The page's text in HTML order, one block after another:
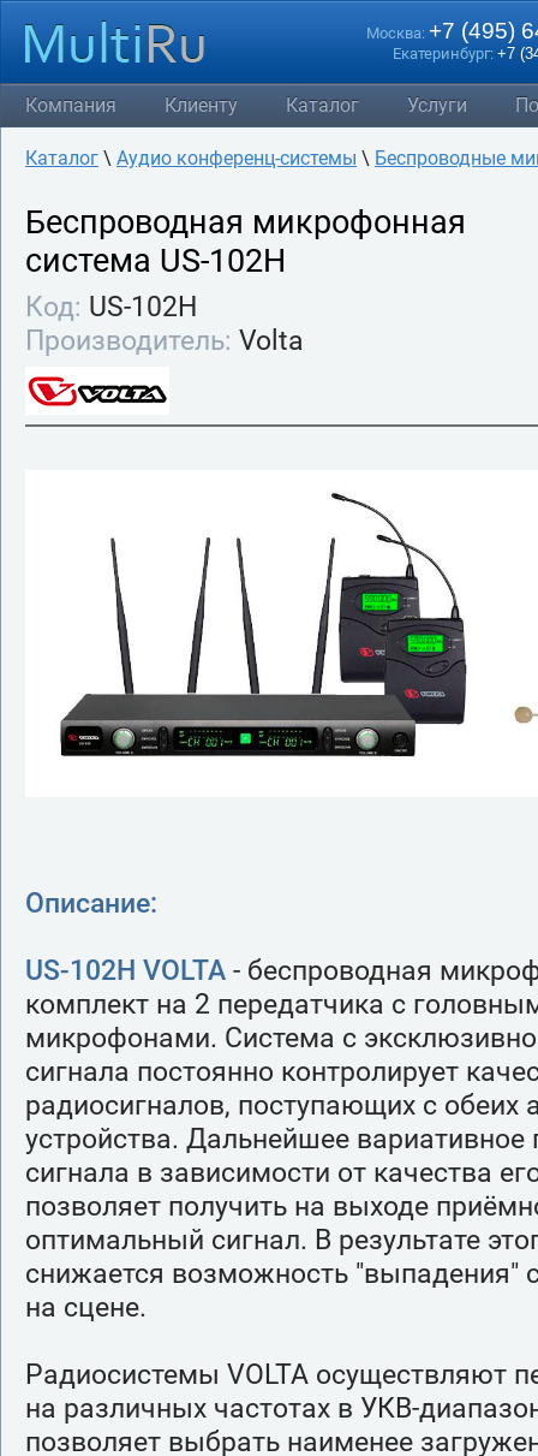
Москва: +7 (495)
Екатеринбург: +7
Компания Клиенту Каталог Услуги
Каталог \ Аудио конференц-системы \ Беспроводные
Беспроводная микрофонная
система US-102H
Код: US-102H
Производитель: Volta
Описание:
US-102H VOLTA - беспроводная
комплект на 2 передатчика с
микрофонами. Система с
сигнала постоянно контролирует
радиосигналов, поступающих с обеих
устройства. Дальнейшее вариативное
сигнала в зависимости от качества
позволяет получить на выходе
оптимальный сигнал. В результате
снижается возможность "выпадения"
на сцене.
Радиосистемы VOLTA осуществляют
на различных частотах в УКВ-
позволяет выбрать наименее